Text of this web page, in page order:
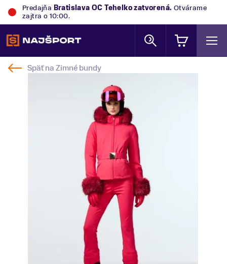
Predajňa Bratislava OC Tehelkozatvorená. Otvárame
zajtra o 10:00.
Späť naZimné bundy